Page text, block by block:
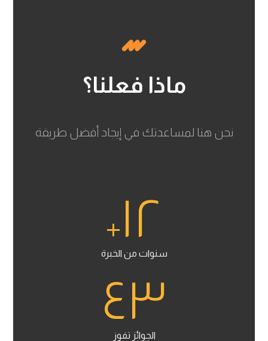
ماذا فعلنا؟
نحن هنا لمساعدتك في إيجاد أفضل طريقة
١٢+
سنوات من الخبرة
٤٣
الجوائز تفوز